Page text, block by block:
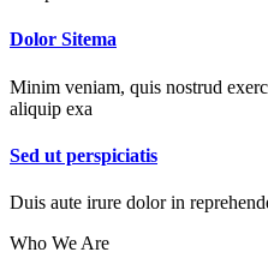
Dolor Sitema
Minim veniam, quis nostrud
aliquip exa
Sed ut perspiciatis
Duis aute irure dolor in
Who We Are